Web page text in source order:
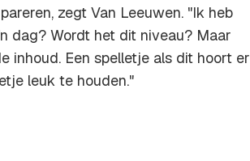
zegt Van Leeuwen. "Ik heb
dag? Wordt het dit niveau? Maar
inhoud. Een spelletje als dit hoort er
leuk te houden."